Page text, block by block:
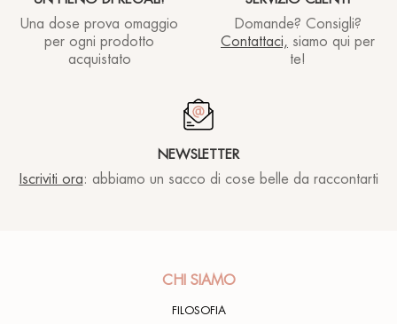
Flavia E. 16/03/2023
hydrating with a beautiful texture making it light to
wear. Fantastic product !
Crema magica. Risultati dalle prime applicazioni.
Una dose prova omaggio
per ogni prodotto
acquistato
Domande? Consigli?
Contattaci, siamo qui per
te!
NEWSLETTER
Iscriviti ora: abbiamo un sacco di cose belle da raccontarti
CHI SIAMO
FILOSOFIA